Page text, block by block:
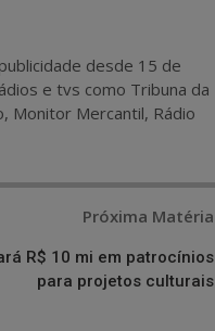
desde 15 de
e tvs como Tribuna da
Monitor Mercantil, Rádio
Próxima Matéria
R$ 10 mi em patrocínios
para projetos culturais